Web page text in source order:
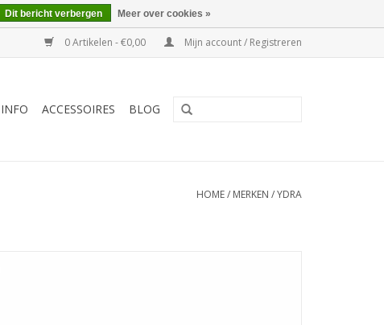
0 Artikelen - €0,00 Mijn account / Registreren
INFO ACCESSOIRES BLOG
HOME/ MERKEN /YDRA
Dit bericht verbergen Meer over cookies »